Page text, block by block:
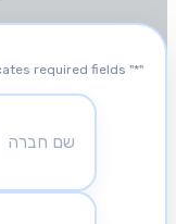
"
*
" indicates required fields